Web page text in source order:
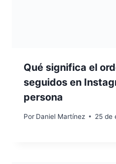
Qué significa el
seguidos en
persona
Por Daniel Martínez 25 de